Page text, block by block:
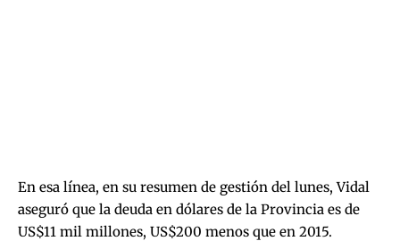
En esa línea, en su resumen de gestión del lunes, Vidal
aseguró que la deuda en dólares de la Provincia es de
US$11 mil millones, US$200 menos que en 2015.